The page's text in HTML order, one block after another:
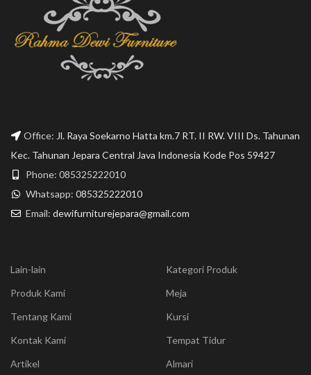
Office: Jl. Raya Soekarno Hatta km.7 RT. II RW. VIII Ds. Tahunan
Kec. Tahunan Jepara Central Java Indonesia Kode Pos 59427
Phone: 085325222010
Whatsapp: 085325222010
Email: dewifurniturejepara@gmail.com
Lain-lain
Produk Kami
Tentang Kami
Kontak Kami
Artikel
Kategori Produk
Meja
Kursi
Tempat Tidur
Almari